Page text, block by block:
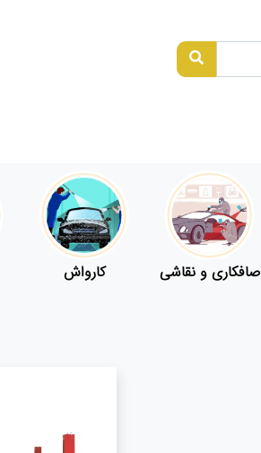
صافکاری و نقاشی کارواش